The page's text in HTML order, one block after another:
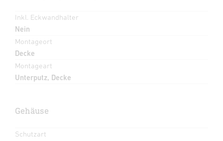
Inkl. Eckwandhalter
Nein
Montageort
Decke
Montageart
Unterputz, Decke
Gehäuse
Schutzart